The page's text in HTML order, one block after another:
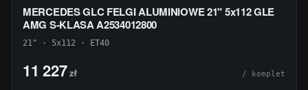
MERCEDES GLC FELGI ALUMINIOWE 21" 5x112 GLE
AMG S-KLASA A2534012800
21" · 5x112 · ET40
11 227zł / komplet